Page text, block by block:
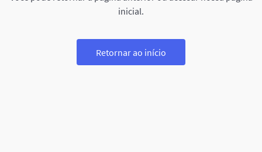
inicial.
Retornar ao início